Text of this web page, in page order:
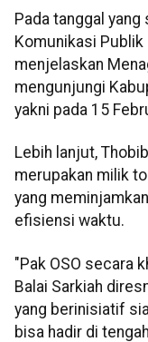
Pada tanggal yang
Komunikasi Publik
menjelaskan
mengunjungi
yakni pada 15
Lebih lanjut,
merupakan milik
yang
efisiensi waktu.
"Pak OSO secara
Balai Sarkiah
yang berinisiatif
bisa hadir di